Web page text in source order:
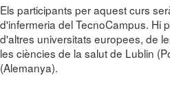
Els participants per aquest curs
d'infermeria del TecnoCampus. Hi
d'altres universitats europees, de
les ciències de la salut de Lublin
(Alemanya).